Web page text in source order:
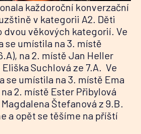
každoroční konverzační
v kategorii A2. Děti
dvou věkových kategorií. Ve
se umístila na 3. místě
na 2. místě Jan Heller
Eliška Suchlová ze 7.A. Ve
se umístila na 3. místě Ema
2. místě Ester Přibylová
Štefanová z 9.B.
a opět se těšíme na příští